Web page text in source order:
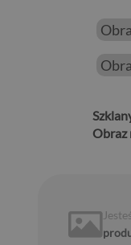
Obraz